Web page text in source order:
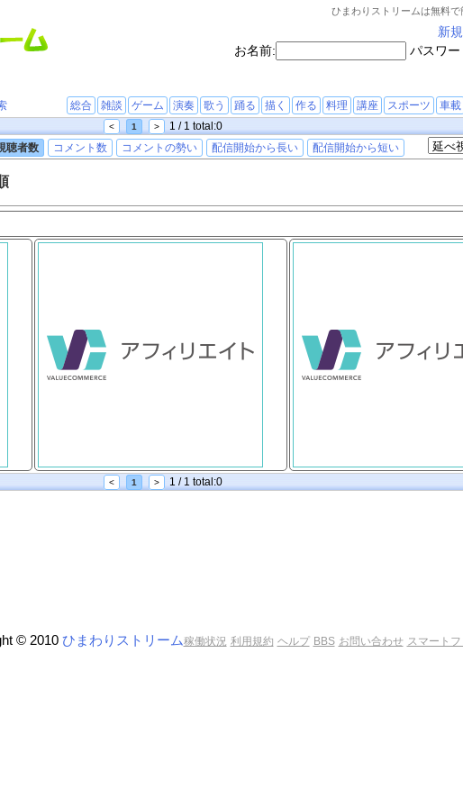
ひまわりストリームは無料で
新
お名前:
パスワー
総合 雑談 ゲーム 演奏 歌う 踊る 描く 作る 料理 講座 スポーツ 車載
< 1 >
1 / 1 total:0
聴者数 コメント数 コメントの勢い 配信開始から長い 配信開始から短い
< 1 > 1 / 1 total:0
© 2010 ひまわりストリーム稼働状況 利用規約 ヘルプ BBS お問い合わせ スマート